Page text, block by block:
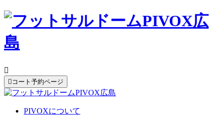

 コート予約ページ
PIVOXについて